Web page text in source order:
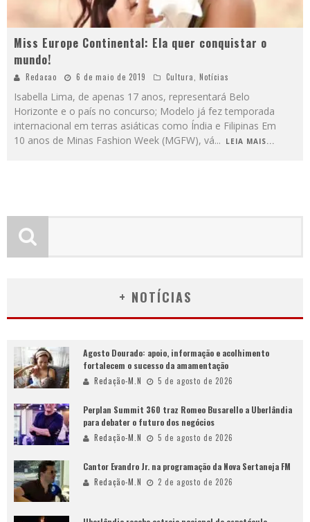
Miss Europe Continental: Ela quer conquistar o
mundo!
Redacao 6 de maio de 2019 Cultura, Notícias
Isabella Lima, de apenas 17 anos, representará Belo
Horizonte e o país no concurso; Modelo já fez temporada
internacional em terras asiáticas como Índia e Filipinas Em
10 anos de Minas Fashion Week (MGFW), vá... LEIA MAIS...
+ NOTÍCIAS
Agosto Dourado: apoio, informação e acolhimento
fortalecem o sucesso da amamentação
Redação-M.N 5 de agosto de 2026
Perplan Summit 360 traz Romeo Busarello a Uberlândia
para debater o futuro dos negócios
Redação-M.N 5 de agosto de 2026
Cantor Evandro Jr. na programação da Nova Sertaneja FM
Redação-M.N 2 de agosto de 2026